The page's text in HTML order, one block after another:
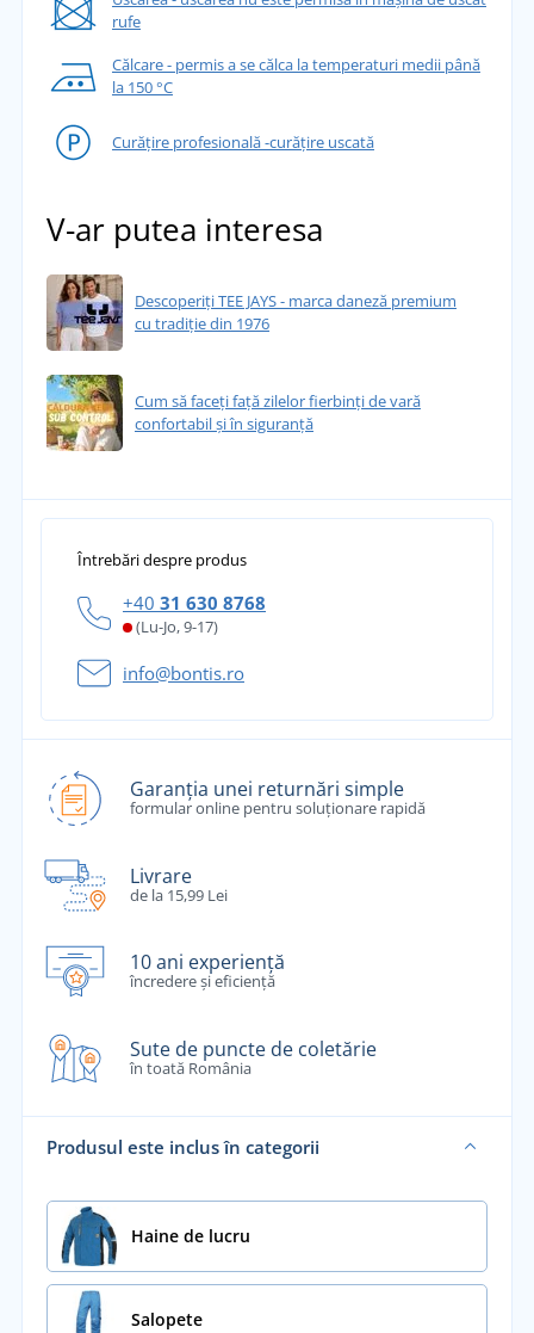
rufe
Călcare - permis a se călca la temperaturi medii până
la 150 °C
Curățire profesională -curățire uscată
V-ar putea interesa
Descoperiți TEE JAYS - marca daneză premium
cu tradiție din 1976
Cum să faceți față zilelor fierbinți de vară
confortabil și în siguranță
Întrebări despre produs
+40 31 630 8768
(Lu-Jo, 9-17)
info@bontis.ro
Garanția unei returnări simple
formular online pentru soluționare rapidă
Livrare
de la 15,99 Lei
10 ani experiență
încredere și eficiență
Sute de puncte de coletărie
în toată România
Produsul este inclus în categorii
Haine de lucru
Salopete